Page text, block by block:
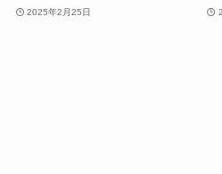
2025年2月25日